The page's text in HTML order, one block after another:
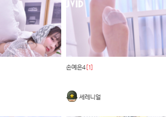
손예은4 [1]
세레니얼